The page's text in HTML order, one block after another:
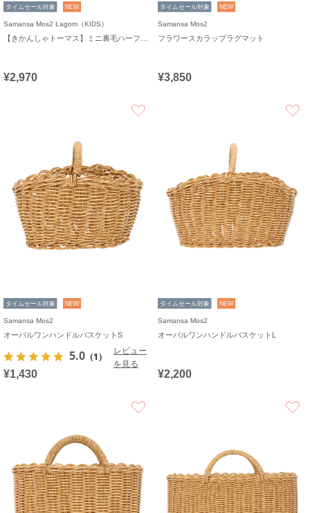
タイムセール対象 NEW
Samansa Mos2 Lagom（KIDS）
¥2,970
タイムセール対象 NEW
Samansa Mos2
フラワースカラップラグマット
¥3,850
タイムセール対象 NEW
Samansa Mos2
オーバルワンハンドルバスケットS
5.0 （1）
レビュー
を見る
¥1,430
タイムセール対象 NEW
Samansa Mos2
オーバルワンハンドルバスケットL
¥2,200